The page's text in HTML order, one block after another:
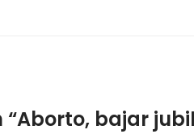
“Aborto, bajar